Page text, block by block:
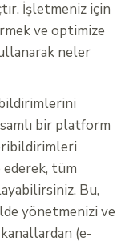
İşletmeniz için
ve optimize
neler
bir platform
tüm
Bu,
yönetmenizi ve
kanallardan (e-